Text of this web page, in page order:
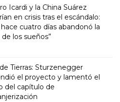
Icardi y la China Suárez
en crisis tras el escándalo:
hace cuatro días abandonó la
de los sueños”
Tierras: Sturzenegger
el proyecto y lamentó el
del capítulo de